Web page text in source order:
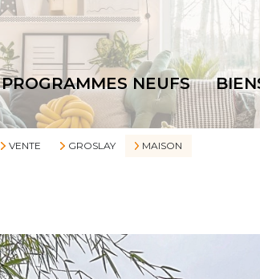
PROGRAMMES NEUFS
VENTE GROSLAY MAISON